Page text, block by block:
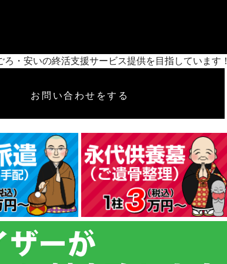
・安いの終活支援サービス提供を目指しています！
お問い合わせをする